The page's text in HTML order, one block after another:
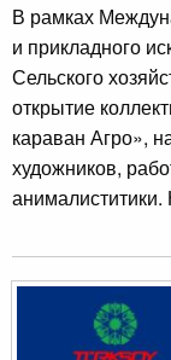
В рамках
и прикладного
Сельского
открытие
караван Агро»,
художников,